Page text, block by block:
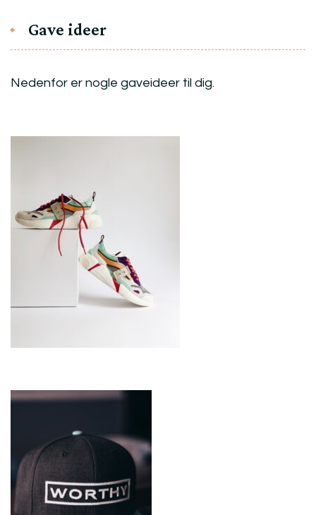
Gave ideer
Nedenfor er nogle gaveideer til dig.